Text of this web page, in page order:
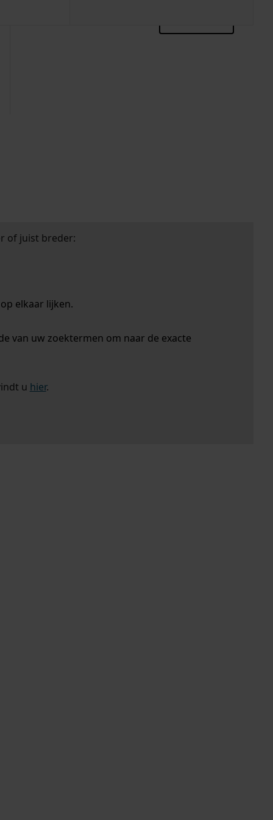
of juist breder:
elkaar lijken.
van uw zoektermen om naar de exacte
u hier.